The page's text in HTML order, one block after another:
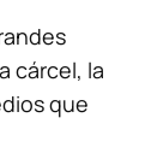
cárcel, la
que